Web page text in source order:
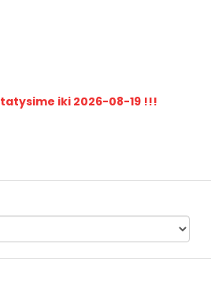
iki 2026-08-19 !!!